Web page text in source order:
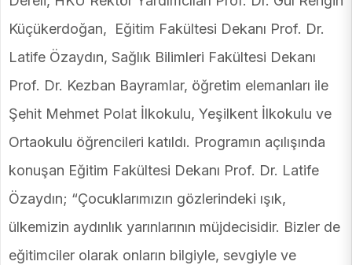
Küçükerdoğan, Eğitim Fakültesi Dekanı Prof. Dr.
Latife Özaydın, Sağlık Bilimleri Fakültesi Dekanı
Prof. Dr. Kezban Bayramlar, öğretim elemanları ile
Şehit Mehmet Polat İlkokulu, Yeşilkent İlkokulu ve
Ortaokulu öğrencileri katıldı. Programın açılışında
konuşan Eğitim Fakültesi Dekanı Prof. Dr. Latife
Özaydın; “Çocuklarımızın gözlerindeki ışık,
ülkemizin aydınlık yarınlarının müjdecisidir. Bizler de
eğitimciler olarak onların bilgiyle, sevgiyle ve